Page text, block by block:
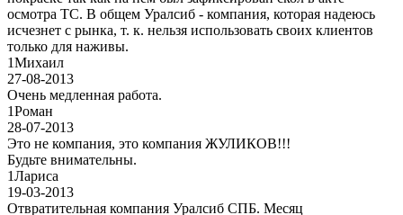
осмотра ТС. В общем Уралсиб - компания, которая надеюсь
исчезнет с рынка, т. к. нельзя использовать своих клиентов
только для наживы.
1Михаил
27-08-2013
Очень медленная работа.
1Роман
28-07-2013
Это не компания, это компания ЖУЛИКОВ!!!
Будьте внимательны.
1Лариса
19-03-2013
Отвратительная компания Уралсиб СПБ. Месяц